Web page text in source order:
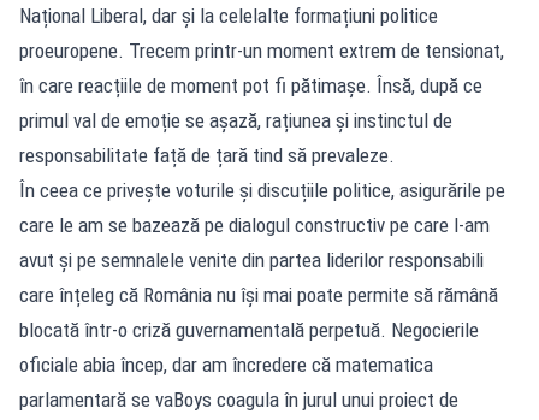
Național Liberal, dar și la celelalte formațiuni politice
proeuropene. Trecem printr-un moment extrem de tensionat,
în care reacțiile de moment pot fi pătimașe. Însă, după ce
primul val de emoție se așază, rațiunea și instinctul de
responsabilitate față de țară tind să prevaleze.
În ceea ce privește voturile și discuțiile politice, asigurările pe
care le am se bazează pe dialogul constructiv pe care l-am
avut și pe semnalele venite din partea liderilor responsabili
care înțeleg că România nu își mai poate permite să rămână
blocată într-o criză guvernamentală perpetuă. Negocierile
oficiale abia încep, dar am încredere că matematica
parlamentară se vaBoys coagula în jurul unui proiect de